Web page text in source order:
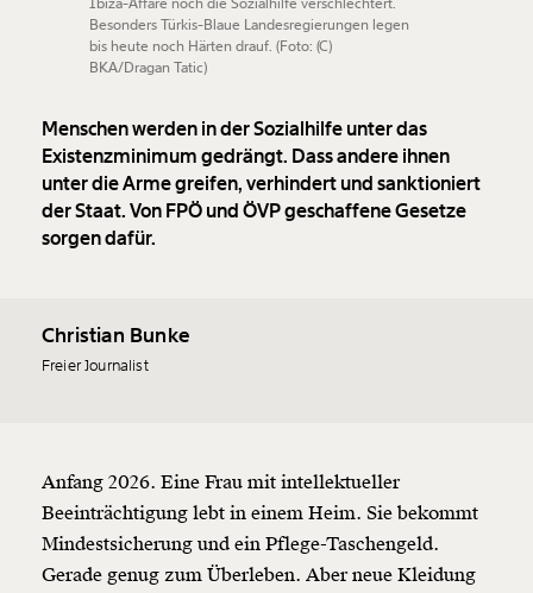
Ibiza-Affäre noch die Sozialhilfe verschlechtert.
Besonders Türkis-Blaue Landesregierungen legen
bis heute noch Härten drauf. (Foto: (C)
BKA/Dragan Tatic)
Menschen werden in der Sozialhilfe unter das
Existenzminimum gedrängt. Dass andere ihnen
unter die Arme greifen, verhindert und sanktioniert
der Staat. Von FPÖ und ÖVP geschaffene Gesetze
sorgen dafür.
Christian Bunke
Freier Journalist
Anfang 2026. Eine Frau mit intellektueller
Beeinträchtigung lebt in einem Heim. Sie bekommt
Mindestsicherung und ein Pflege-Taschengeld.
Gerade genug zum Überleben. Aber neue Kleidung